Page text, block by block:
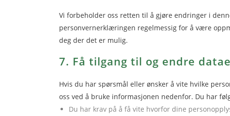
Vi forbeholder oss retten til å gjøre endringer i
personvernerklæringen regelmessig for å være
deg der det er mulig.
7. Få tilgang til og endre
Hvis du har spørsmål eller ønsker å vite hvilke
oss ved å bruke informasjonen nedenfor. Du har
Du har krav på å få vite hvorfor dine